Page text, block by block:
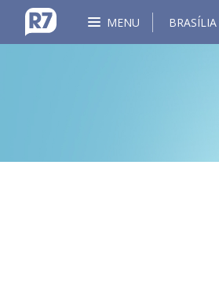
MENU BRASÍLIA